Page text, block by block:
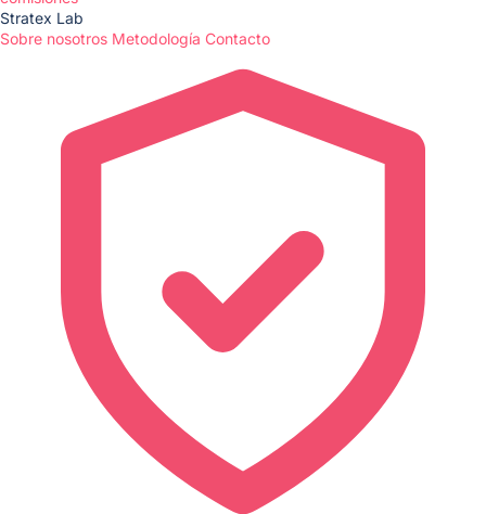
Stratex Lab
Sobre nosotros Metodología Contacto